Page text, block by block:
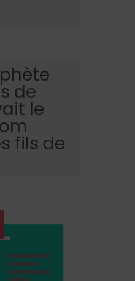
de
le
fils de